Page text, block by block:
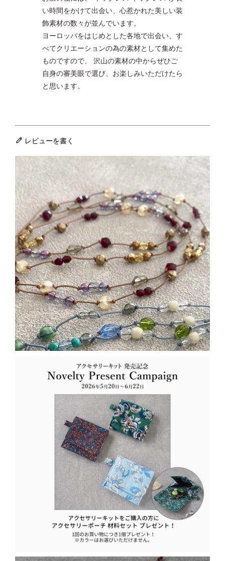
い時間をかけて出会い、心惹かれた美しい装
飾素材の数々が並んでいます。
ヨーロッパをはじめとした各地で出会い、す
べてクリエーションの為の素材として集めた
ものですので、 沢山の素材の中からぜひご
自身の審美眼で選び、お楽しみいただけたら
と思います。
レビューを書く